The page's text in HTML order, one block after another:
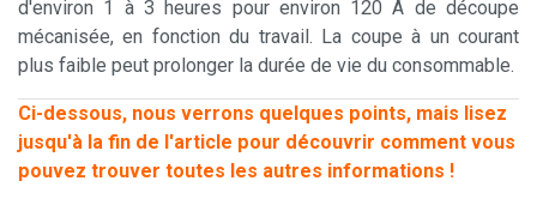
d'environ 1 à 3 heures pour environ 120 A de découpe
mécanisée, en fonction du travail. La coupe à un courant
plus faible peut prolonger la durée de vie du consommable.
Ci-dessous, nous verrons quelques points, mais lisez
jusqu'à la fin de l'article pour découvrir comment vous
pouvez trouver toutes les autres informations !